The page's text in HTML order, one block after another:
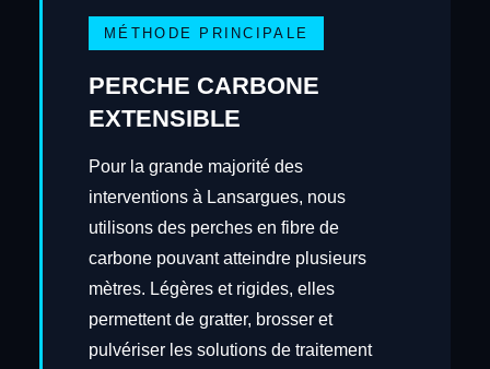
MÉTHODE PRINCIPALE
PERCHE CARBONE
EXTENSIBLE
Pour la grande majorité des
interventions à Lansargues, nous
utilisons des perches en fibre de
carbone pouvant atteindre plusieurs
mètres. Légères et rigides, elles
permettent de gratter, brosser et
pulvériser les solutions de traitement